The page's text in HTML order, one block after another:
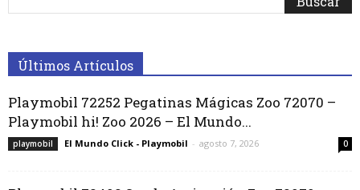
Últimos Artículos
Playmobil 72252 Pegatinas Mágicas Zoo 72070 –
Playmobil hi! Zoo 2026 – El Mundo...
playmobil El Mundo Click - Playmobil - agosto 7, 2026 0